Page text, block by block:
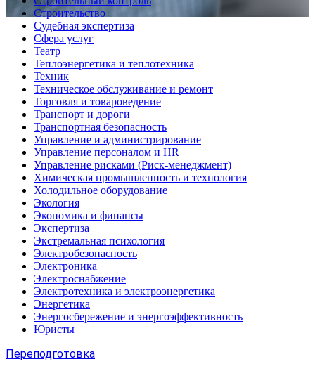
Строительство
Судебная экспертиза
Сфера услуг
Театр
Теплоэнергетика и теплотехника
Техник
Техническое обслуживание и ремонт
Торговля и товароведение
Транспорт и дороги
Транспортная безопасность
Управление и администрирование
Управление персоналом и HR
Управление рисками (Риск-менеджмент)
Химическая промышленность и технология
Холодильное оборудование
Экология
Экономика и финансы
Экспертиза
Экстремальная психология
Электробезопасность
Электроника
Электроснабжение
Электротехника и электроэнергетика
Энергетика
Энергосбережение и энергоэффективность
Юристы
Переподготовка